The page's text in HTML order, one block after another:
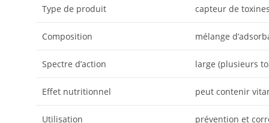
Type de produit capteur de
Composition mélange
Spectre d’action large (plusieurs
Effet nutritionnel peut contenir
Utilisation prévention et